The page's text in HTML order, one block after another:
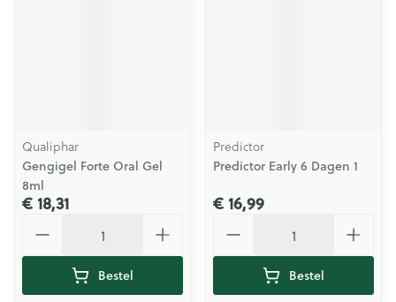
Qualiphar
Gengigel Forte Oral Gel
8ml
€ 18,31
Bestel
Predictor
Predictor Early 6 Dagen 1
€ 16,99
Bestel